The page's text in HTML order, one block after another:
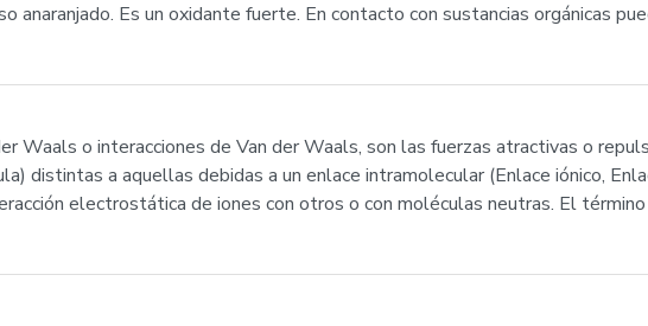
anaranjado. Es un oxidante fuerte. En contacto con sustancias orgánicas
Waals o interacciones de Van der Waals, son las fuerzas atractivas o
distintas a aquellas debidas a un enlace intramolecular (Enlace iónico,
electrostática de iones con otros o con moléculas neutras. El